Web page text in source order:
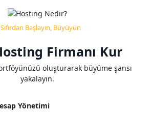
Sıfırdan Başlayın, Büyüyün
Firmanı Kur
oluşturarak büyüme şansı
yakalayın.
Yönetimi